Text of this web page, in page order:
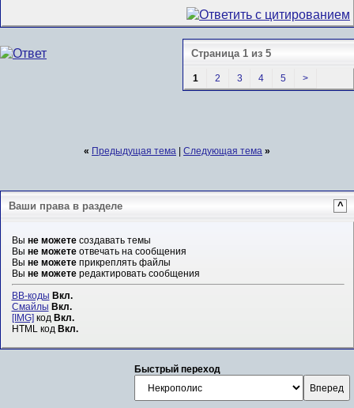
Страница 1 из 5
1 2 3 4 5 >
« Предыдущая тема | Следующая тема »
Ваши права в разделе ^
Вы не можетесоздавать темы
Вы не можетеотвечать на сообщения
Вы не можетеприкреплять файлы
Вы не можетередактировать сообщения
BB-коды Вкл.
Смайлы Вкл.
[IMG] код Вкл.
HTML код Вкл.
Быстрый переход